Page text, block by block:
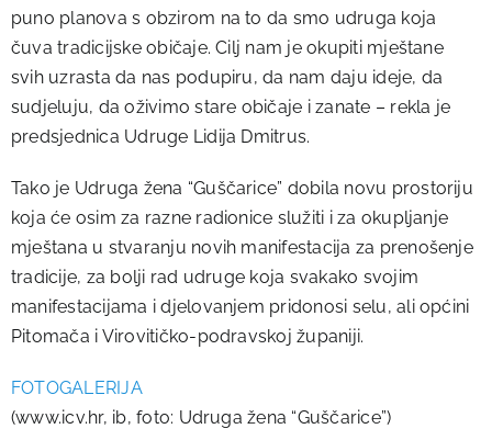
puno planova s obzirom na to da smo udruga koja
čuva tradicijske običaje. Cilj nam je okupiti mještane
svih uzrasta da nas podupiru, da nam daju ideje, da
sudjeluju, da oživimo stare običaje i zanate – rekla je
predsjednica Udruge Lidija Dmitrus.
Tako je Udruga žena “Guščarice” dobila novu prostoriju
koja će osim za razne radionice služiti i za okupljanje
mještana u stvaranju novih manifestacija za prenošenje
tradicije, za bolji rad udruge koja svakako svojim
manifestacijama i djelovanjem pridonosi selu, ali općini
Pitomača i Virovitičko-podravskoj županiji.
FOTOGALERIJA
(www.icv.hr, ib, foto: Udruga žena “Guščarice”)